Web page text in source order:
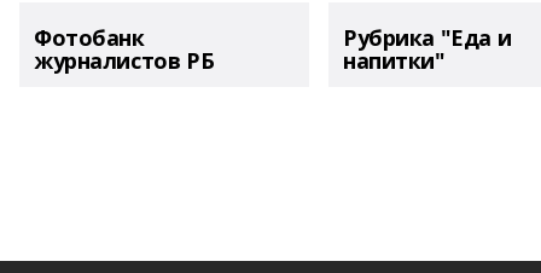
Фотобанк
журналистов РБ
Рубрика "Еда и
напитки"